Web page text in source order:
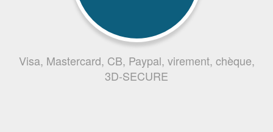
Visa, Mastercard, CB, Paypal, virement, chèque,
3D-SECURE